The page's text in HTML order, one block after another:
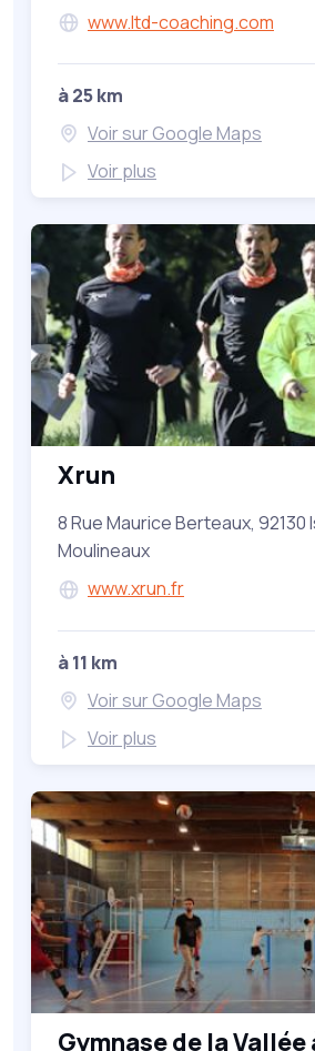
www.ltd-coaching.com
à 25 km
Voir sur Google Maps
Voir plus
Xrun
8 Rue Maurice Berteaux, 92130
Moulineaux
www.xrun.fr
à 11 km
Voir sur Google Maps
Voir plus
Gymnase de la Vallée